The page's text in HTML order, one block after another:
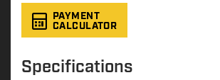
PAYMENT
CALCULATOR
Specifications